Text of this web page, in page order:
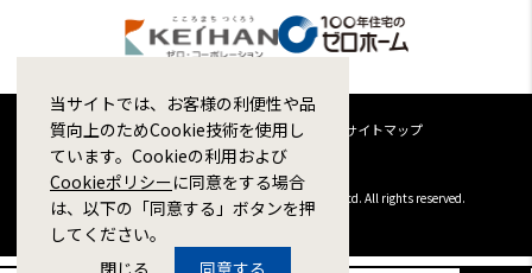
企業情報採用情報プライバシーポリシー サイトマップ
Copyright © 1998-2026 ZERO CORPORATION Co.,Ltd. All rights reserved.
当サイトでは、お客様の利便性や品
質向上のためCookie技術を使用し
ています。Cookieの利用および
Cookieポリシーに同意をする場合
は、以下の「同意する」ボタンを押
してください。
閉じる
同意する